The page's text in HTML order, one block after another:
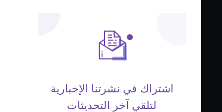
اشتراك في نشرتنا الإخبارية
لتلقي آخر التحديثات